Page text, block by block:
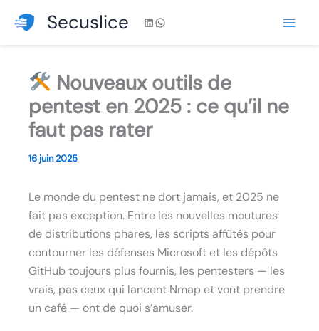
Secuslice LinkedIn
WhatsApp
Nouveaux outils de
pentest en 2025 : ce qu’il ne
faut pas rater
16 juin 2025
Le monde du pentest ne dort jamais, et 2025 ne
fait pas exception. Entre les nouvelles moutures
de distributions phares, les scripts affûtés pour
contourner les défenses Microsoft et les dépôts
GitHub toujours plus fournis, les pentesters — les
vrais, pas ceux qui lancent Nmap et vont prendre
un café — ont de quoi s’amuser.